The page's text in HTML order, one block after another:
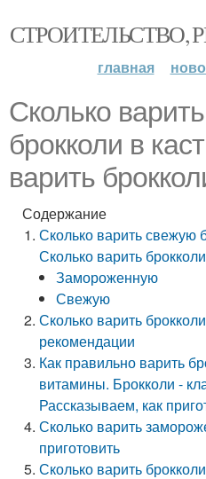
СТРОИТЕЛЬСТВО,
главная
Сколько
брокколи в
варить
Содержание
Сколько варить свежую
Сколько варить брокколи
Замороженную
Свежую
Сколько варить
рекомендации
Как правильно варить
витамины. Брокколи -
Рассказываем, как
Сколько варить
приготовить
Сколько варить